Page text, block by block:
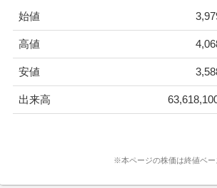
始値
高値
安値
出来高
※本ページの株価は終値ベー